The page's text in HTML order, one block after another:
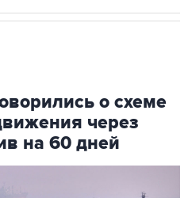
о схеме
через
на 60 дней